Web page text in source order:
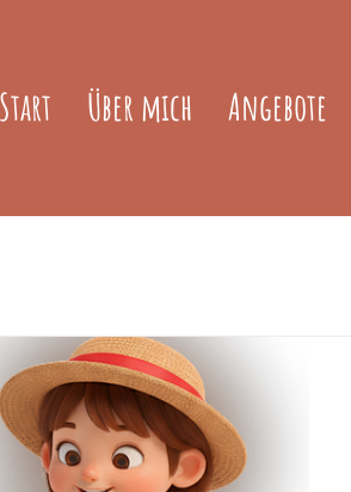
Start Über mich Angebote